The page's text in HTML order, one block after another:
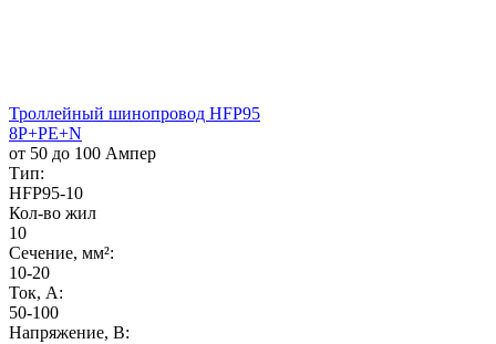
Троллейный шинопровод HFP95
8P+PE+N
от 50 до 100 Ампер
Тип:
HFP95-10
Кол-во жил
10
Сечение, мм²:
10-20
Ток, А:
50-100
Напряжение, B: